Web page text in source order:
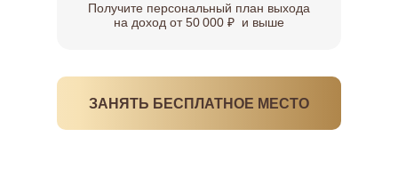
Получите персональный план выхода
на доход от 50 000 ₽ и выше
ЗАНЯТЬ БЕСПЛАТНОЕ МЕСТО